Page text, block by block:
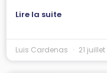
Lire la suite
Luis Cardenas 21